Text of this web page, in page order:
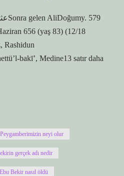
656 (yaş 83) (12/18
Rashidun
bakī’, Medine13 satır daha
neyi olur
gerçek adı nedir
Bekir nasıl öldü